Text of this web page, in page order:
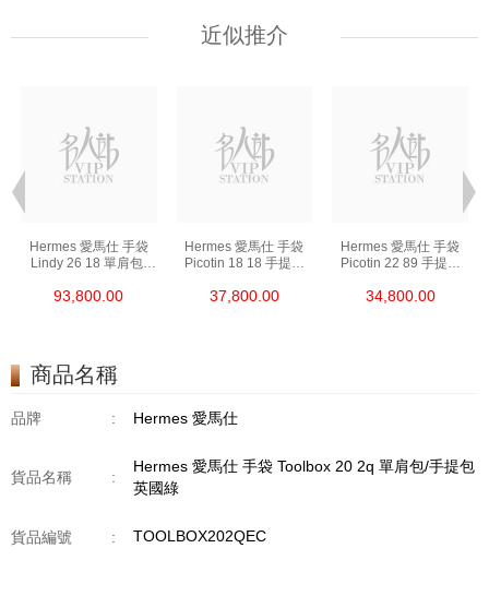
近似推介
Hermes 愛馬仕 手袋
Lindy 26 18 單肩包/
93,800.00
Hermes 愛馬仕 手袋
Picotin 18 18 手提包
37,800.00
Hermes 愛馬仕 手袋
Picotin 22 89 手提包
34,800.00
商品名稱
品牌 : Hermes 愛馬仕
貨品名稱 :
Hermes 愛馬仕 手袋 Toolbox 20 2q 單肩包/手提包
英國綠
貨品編號 : TOOLBOX202QEC